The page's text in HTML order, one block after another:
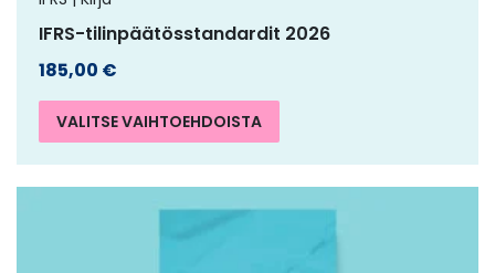
IFRS-tilinpäätösstandardit 2026
185,00 €
VALITSE VAIHTOEHDOISTA